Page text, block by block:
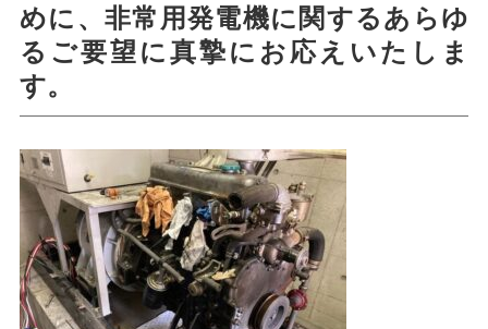
めに、非常用発電機に関するあらゆ
るご要望に真摯にお応えいたしま
す。